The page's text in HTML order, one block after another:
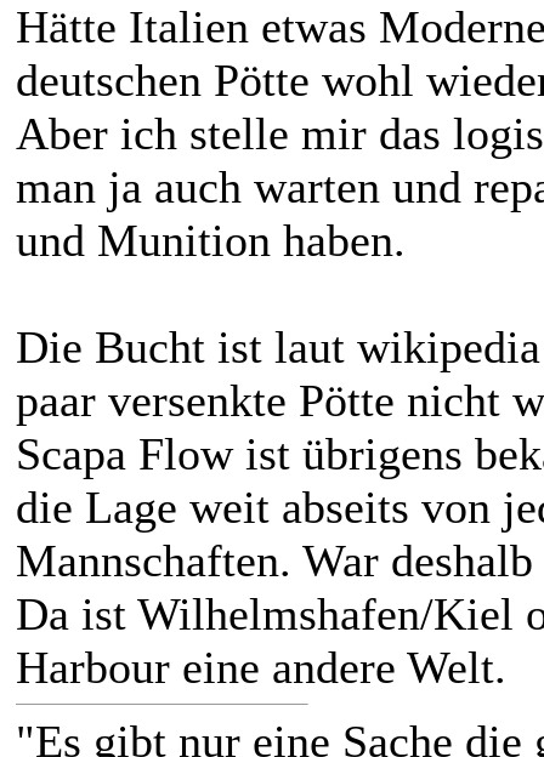
Hätte Italien etwas
deutschen Pötte wohl
Aber ich stelle mir das
man ja auch warten und
und Munition haben.
Die Bucht ist laut
paar versenkte Pötte nicht
Scapa Flow ist übrigens
die Lage weit abseits von
Mannschaften. War
Da ist Wilhelmshafen/Kiel
Harbour eine andere Welt.
"Es gibt nur eine Sache